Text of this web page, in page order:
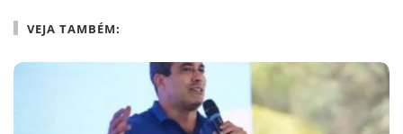
VEJA TAMBÉM: